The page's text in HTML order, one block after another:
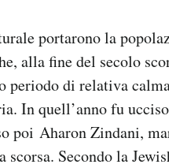
portarono la
alla fine del secolo
periodo di relativa
In quell’anno fu
poi Aharon Zindani,
Secondo la